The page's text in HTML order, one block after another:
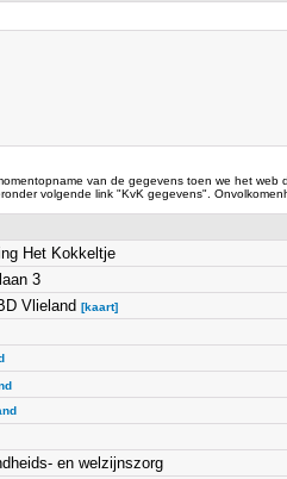
van de gegevens toen we het
volgende link "KvK gegevens".
Het Kokkeltje
3
Vlieland [kaart]
en welzijnszorg